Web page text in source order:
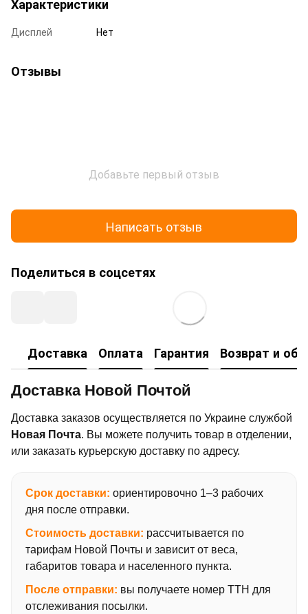
Характеристики
Дисплей Нет
Отзывы
Добавьте первый отзыв
Написать отзыв
Поделиться в соцсетях
Доставка Оплата Гарантия Возврат и
Доставка Новой Почтой
Доставка заказов осуществляется по Украине службой
Новая Почта. Вы можете получить товар в отделении,
или заказать курьерскую доставку по адресу.
Срок доставки: ориентировочно 1–3 рабочих
дня после отправки.
Стоимость доставки: рассчитывается по
тарифам Новой Почты и зависит от веса,
габаритов товара и населенного пункта.
После отправки: вы получаете номер ТТН для
отслеживания посылки.